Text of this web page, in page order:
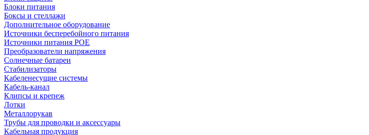
Блоки питания
Боксы и стеллажи
Дополнительное оборудование
Источники бесперебойного питания
Источники питания POE
Преобразователи напряжения
Солнечные батареи
Стабилизаторы
Кабеленесущие системы
Кабель-канал
Клипсы и крепеж
Лотки
Металлорукав
Трубы для проводки и аксессуары
Кабельная продукция